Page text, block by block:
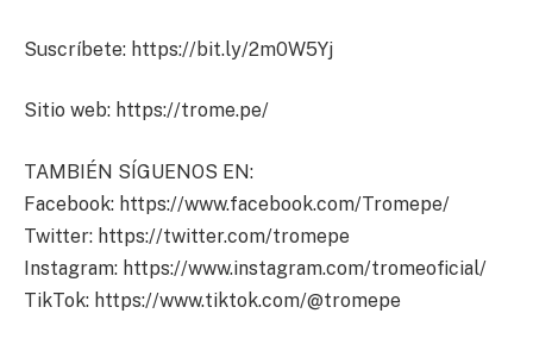
Suscríbete: https://bit.ly/2m0W5Yj
Sitio web: https://trome.pe/
TAMBIÉN SÍGUENOS EN:
Facebook: https://www.facebook.com/Tromepe/
Twitter: https://twitter.com/tromepe
Instagram: https://www.instagram.com/tromeoficial/
TikTok: https://www.tiktok.com/@tromepe